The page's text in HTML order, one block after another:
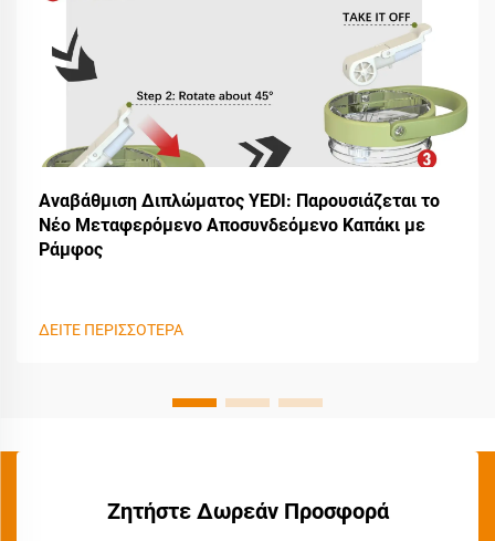
Αναβάθμιση Διπλώματος YEDI: Παρουσιάζεται το
Νέο Μεταφερόμενο Αποσυνδεόμενο Καπάκι με
Ράμφος
ΔΕΙΤΕ ΠΕΡΙΣΣΟΤΕΡΑ
Ζητήστε Δωρεάν Προσφορά